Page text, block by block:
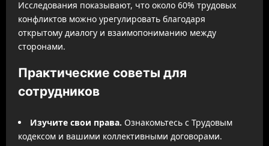
Исследования показывают, что около 60% трудовых
конфликтов можно урегулировать благодаря
открытому диалогу и взаимопониманию между
сторонами.
Практические советы для
сотрудников
Изучите свои права. Ознакомьтесь с Трудовым
кодексом и вашими коллективными договорами.